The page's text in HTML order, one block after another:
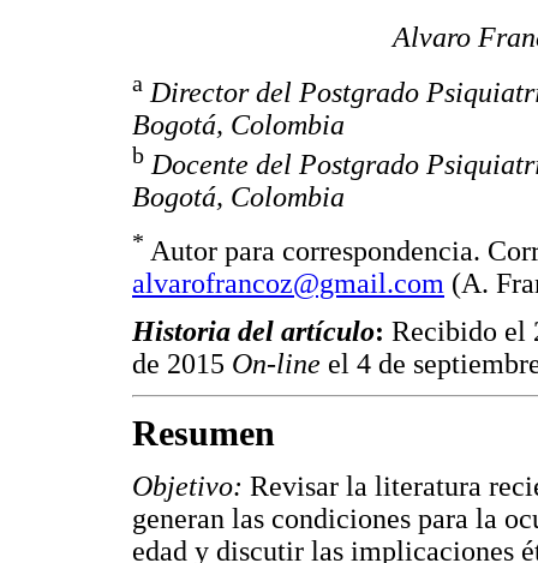
Alvaro
a Director del Postgrado
Bogotá, Colombia
b Docente del Postgrado
Bogotá, Colombia
* Autor para correspondencia.
alvarofrancoz@gmail.com (A.
Historia del artículo: Recibido el
de 2015 On-line el 4 de
Resumen
Objetivo: Revisar la literatura
generan las condiciones para la
edad y discutir las implicaciones